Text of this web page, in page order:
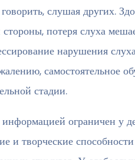
говорить, слушая других.
стороны, потеря слуха
нарушения
самостоятельное
стадии.
ограничен у
и творческие